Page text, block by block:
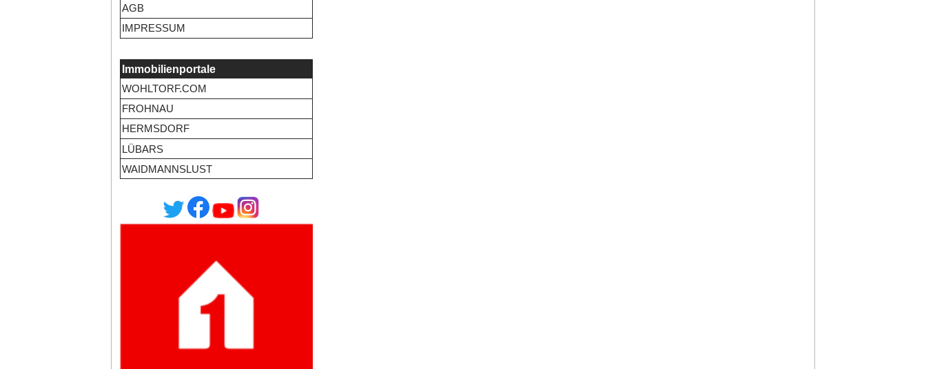
AGB
IMPRESSUM
Immobilienportale
WOHLTORF.COM
FROHNAU
HERMSDORF
LÜBARS
WAIDMANNSLUST